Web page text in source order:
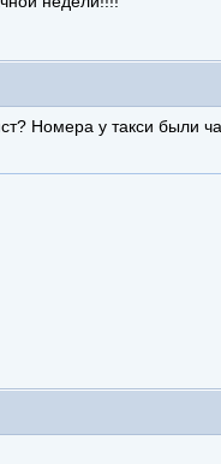
Номера у такси были